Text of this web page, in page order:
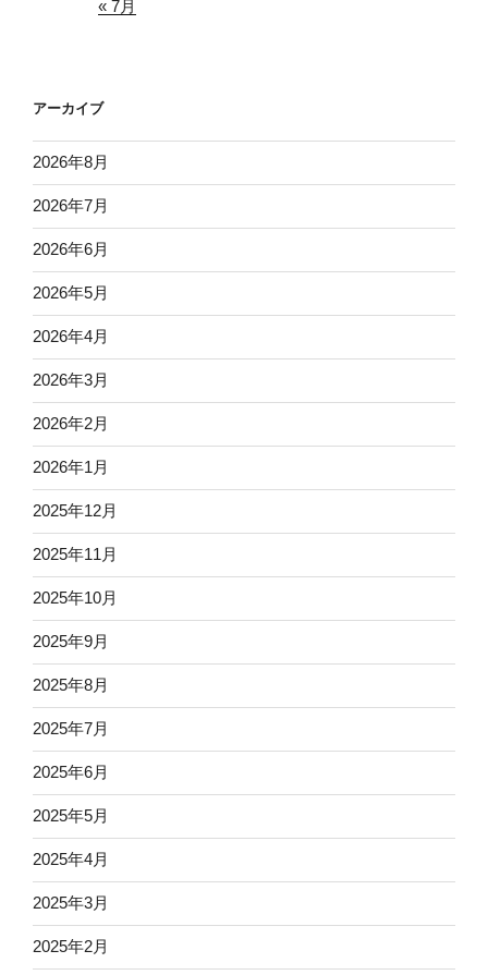
« 7月
アーカイブ
2026年8月
2026年7月
2026年6月
2026年5月
2026年4月
2026年3月
2026年2月
2026年1月
2025年12月
2025年11月
2025年10月
2025年9月
2025年8月
2025年7月
2025年6月
2025年5月
2025年4月
2025年3月
2025年2月